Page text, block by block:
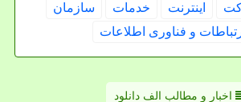
اینترنت خدمات
سازمان
و فناوری اطلاعات
اخبار و مطالب الف دانلود